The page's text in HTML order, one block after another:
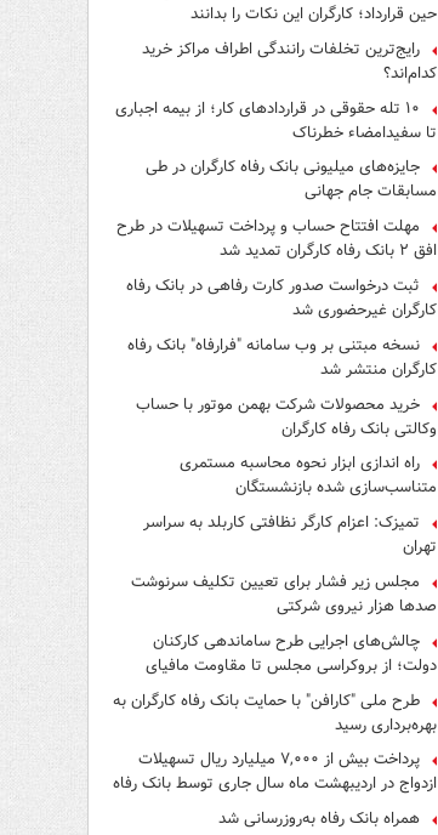
حین قرارداد؛ کارگران این نکات را بدانند
رایج‌ترین تخلفات رانندگی اطراف مراکز خرید
کدام‌اند؟
۱۰ تله حقوقی در قراردادهای کار؛ از بیمه اجباری
تا سفیدامضاء خطرناک
جایزه‌های میلیونی بانک رفاه کارگران در طی
مسابقات جام جهانی
مهلت افتتاح حساب و پرداخت تسهیلات در طرح
افق ۲ بانک رفاه کارگران تمدید شد
ثبت درخواست صدور کارت رفاهی در بانک رفاه
کارگران غیرحضوری شد
نسخه مبتنی بر وب سامانه "فرارفاه" بانک رفاه
کارگران منتشر شد
خرید محصولات شرکت بهمن موتور با حساب
وکالتی بانک رفاه کارگران
راه اندازی ابزار نحوه محاسبه مستمری
متناسب‌سازی شده بازنشستگان
تمیزک: اعزام کارگر نظافتی کاربلد به سراسر
تهران
مجلس زیر فشار برای تعیین تکلیف سرنوشت
صدها هزار نیروی شرکتی
چالش‌های اجرایی طرح ساماندهی کارکنان
دولت؛ از بروکراسی مجلس تا مقاومت مافیای
واسطه‌گری
طرح ملی "کارافن" با حمایت بانک رفاه کارگران به
بهره‌برداری رسید
پرداخت بیش از ۷,۰۰۰ میلیارد ریال تسهیلات
ازدواج در اردیبهشت ماه سال جاری توسط بانک رفاه
کارگران
همراه بانک رفاه به‌روزرسانی شد